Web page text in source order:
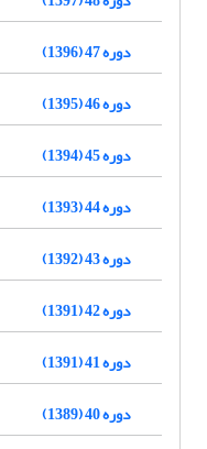
دوره 47 (1396)
دوره 46 (1395)
دوره 45 (1394)
دوره 44 (1393)
دوره 43 (1392)
دوره 42 (1391)
دوره 41 (1391)
دوره 40 (1389)